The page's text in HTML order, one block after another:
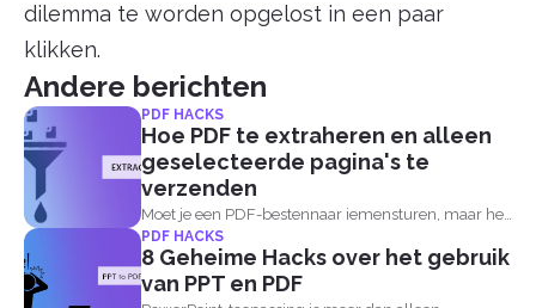
dilemma te worden opgelost in een paar
klikken.
Andere berichten
PDF HACKS
Hoe PDF te extraheren en alleen
geselecteerde pagina's te
verzenden
Moet je een PDF-bestennaar iemensturen, maar het
bevat een specifieke...
PDF HACKS
8 Geheime Hacks over het gebruik
van PPT en PDF